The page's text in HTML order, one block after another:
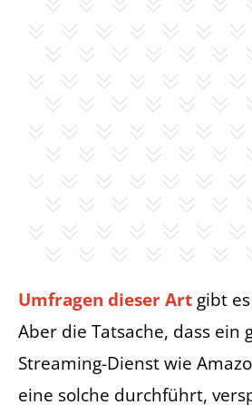
Umfragen dieser Art gibt
Aber die Tatsache, dass ein
Streaming-Dienst wie
eine solche durchführt,